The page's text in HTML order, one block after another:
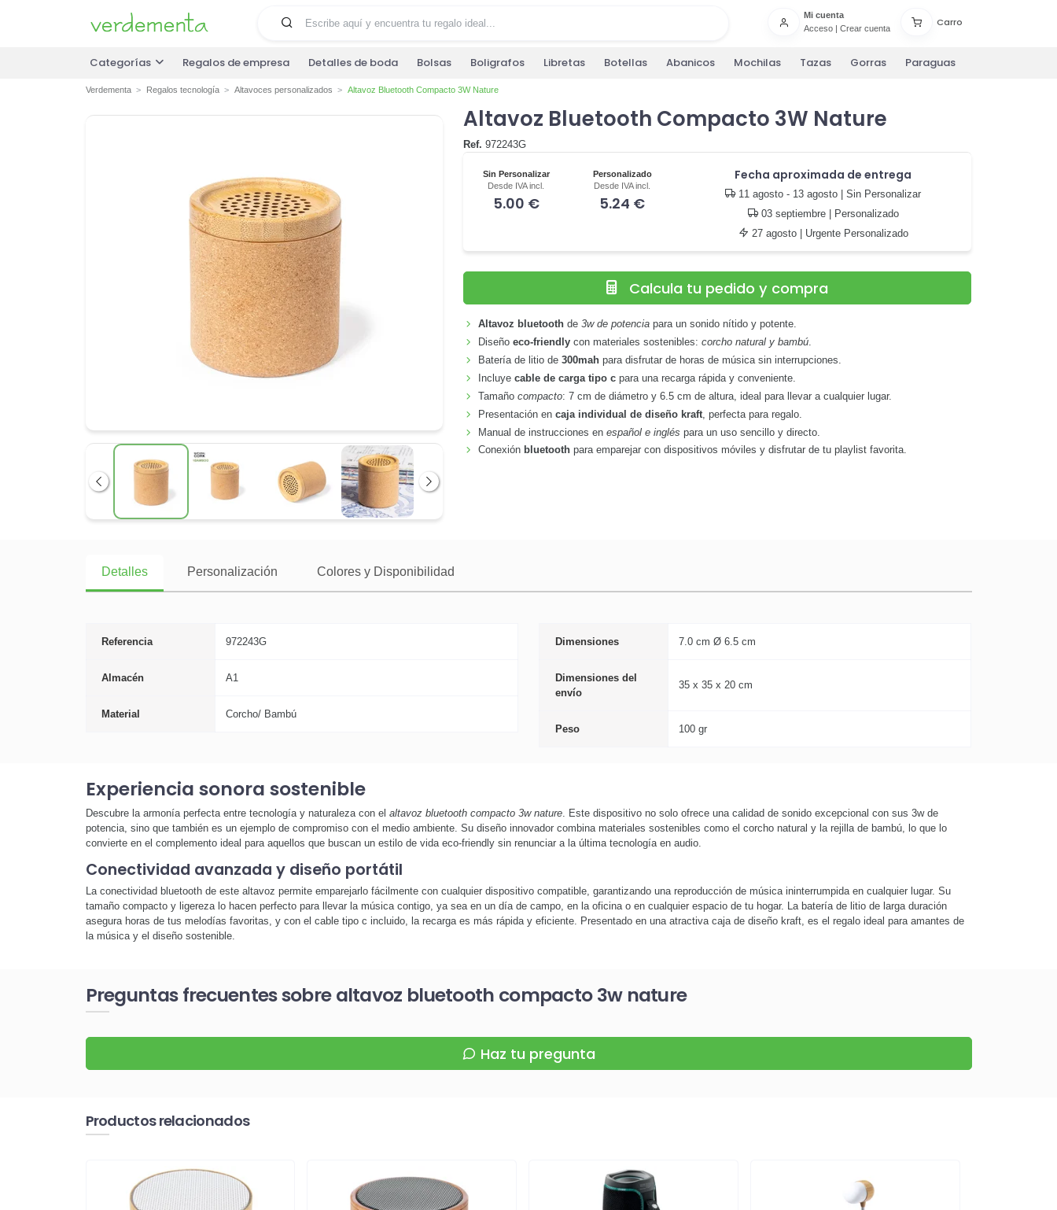
Mi cuenta
Acceso| Crear cuenta
Carro
Categorías Regalos de empresa Detalles de boda Bolsas Boligrafos Libretas Botellas Abanicos Mochilas Tazas Gorras Paraguas
Verdementa Regalos tecnología Altavoces personalizados Altavoz Bluetooth Compacto 3W Nature
Anterior Siguiente
Altavoz Bluetooth Compacto 3W Nature
Ref. 972243G
Sin Personalizar
Desde IVA incl.
5.00 €
Personalizado
Desde IVA incl.
5.24 €
Fecha aproximada de entrega
11 agosto - 13 agosto | Sin Personalizar
03 septiembre| Personalizado
27 agosto| Urgente Personalizado
Calcula tu pedido y compra
Altavoz bluetooth de3w de potencia para un sonido nítido y potente.
Diseñoeco-friendly con materiales sostenibles:corcho natural y bambú.
Batería de litio de300mah para disfrutar de horas de música sin interrupciones.
Incluyecable de carga tipo c para una recarga rápida y conveniente.
Tamañocompacto: 7 cm de diámetro y 6.5 cm de altura, ideal para llevar a cualquier lugar.
Presentación encaja individual de diseño kraft , perfecta para regalo.
Manual de instrucciones enespañol e inglés para un uso sencillo y directo.
Conexión bluetooth para emparejar con dispositivos móviles y disfrutar de tu playlist favorita.
Detalles Personalización Colores y Disponibilidad
Referencia 972243G
Almacén A1
Material Corcho/ Bambú
Dimensiones 7.0 cm Ø 6.5 cm
Dimensiones del
envío
35 x 35 x 20 cm
Peso 100 gr
Experiencia sonora sostenible
Descubre la armonía perfecta entre tecnología y naturaleza con el altavoz bluetooth compacto 3w nature. Este dispositivo no solo ofrece una calidad de sonido excepcional con sus 3w de
potencia, sino que también es un ejemplo de compromiso con el medio ambiente. Su diseño innovador combina materiales sostenibles como el corcho natural y la rejilla de bambú, lo que lo
convierte en el complemento ideal para aquellos que buscan un estilo de vida eco-friendly sin renunciar a la última tecnología en audio.
Conectividad avanzada y diseño portátil
La conectividad bluetooth de este altavoz permite emparejarlo fácilmente con cualquier dispositivo compatible, garantizando una reproducción de música ininterrumpida en cualquier lugar. Su
tamaño compacto y ligereza lo hacen perfecto para llevar la música contigo, ya sea en un día de campo, en la oficina o en cualquier espacio de tu hogar. La batería de litio de larga duración
asegura horas de tus melodías favoritas, y con el cable tipo c incluido, la recarga es más rápida y eficiente. Presentado en una atractiva caja de diseño kraft, es el regalo ideal para amantes de
la música y el diseño sostenible.
Preguntas frecuentes sobre altavoz bluetooth compacto 3w nature
Haz tu pregunta
Productos relacionados